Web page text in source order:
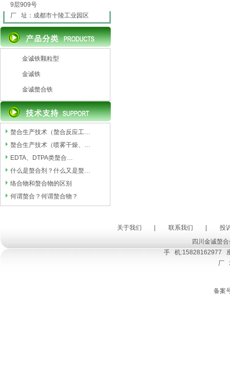
9层909号
厂 址：成都市十陵工业园区
金诚铁颗粒型
金诚铁
金诚螫合铁
螯合生产技术（螯合反应工…
螯合生产技术（喷雾干燥、…
EDTA、DTPA类螯合…
什么是螯合剂？什么又是螯…
络合物和螯合物的区别
何谓螯合？何谓螯合物？
关于我们 联系我们
投
四川金诚螯
手 机:15828162977
厂
备案